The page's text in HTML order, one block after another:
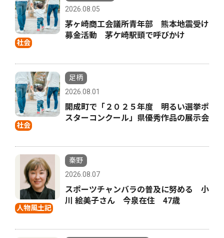
社会
2026.08.05
茅ヶ崎商工会議所青年部 熊本地震受け
募金活動 茅ケ崎駅頭で呼びかけ
社会
足柄
2026.08.01
開成町で「２０２５年度 明るい選挙ポ
スターコンクール」県優秀作品の展示会
人物風土記
秦野
2026.08.07
スポーツチャンバラの普及に努める 小
川 絵美子さん 今泉在住 47歳